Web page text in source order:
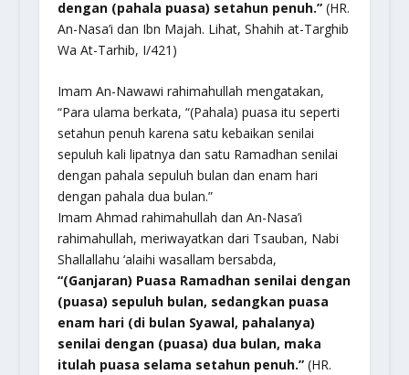
dengan (pahala puasa) setahun penuh.”(HR.
An-Nasa’i dan Ibn Majah. Lihat, Shahih at-Targhib
Wa At-Tarhib, I/421)
Imam An-Nawawi rahimahullah mengatakan,
“Para ulama berkata, “(Pahala) puasa itu seperti
setahun penuh karena satu kebaikan senilai
sepuluh kali lipatnya dan satu Ramadhan senilai
dengan pahala sepuluh bulan dan enam hari
dengan pahala dua bulan.”
Imam Ahmad rahimahullah dan An-Nasa’i
rahimahullah, meriwayatkan dari Tsauban, Nabi
Shallallahu ‘alaihi wasallam bersabda,
“(Ganjaran) Puasa Ramadhan senilai dengan
(puasa) sepuluh bulan, sedangkan puasa
enam hari (di bulan Syawal, pahalanya)
senilai dengan (puasa) dua bulan, maka
itulah puasa selama setahun penuh.”(HR.